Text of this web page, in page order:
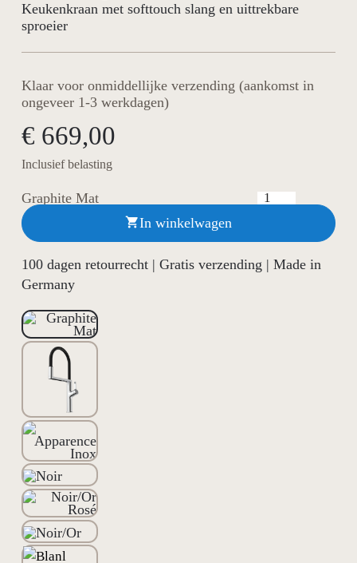
Keukenkraan met softtouch slang en uittrekbare
sproeier
Klaar voor onmiddellijke verzending (aankomst in
ongeveer 1-3 werkdagen)
€ 669,00
Inclusief belasting
Graphite Mat
In winkelwagen
100 dagen retourrecht | Gratis verzending | Made in
Germany